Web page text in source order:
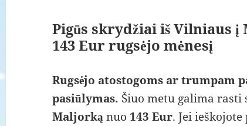
Pigūs skrydžiai iš Vilniaus
143 Eur rugsėjo mėnesį
Rugsėjo atostogoms ar trumpam
pasiūlymas. Šiuo metu galima
Maljorkąnuo 143 Eur. Jei